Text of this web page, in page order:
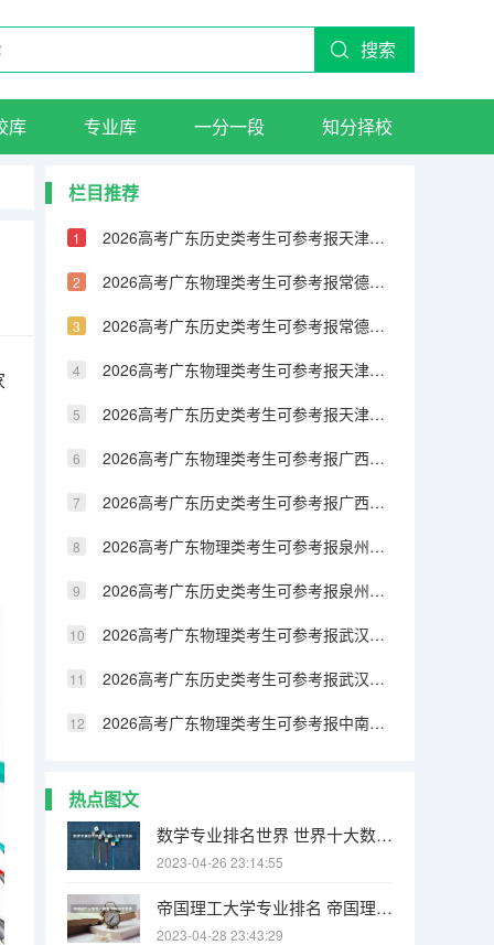
搜索
库 专业库 一分一段 知分择校
栏目推荐
2026高考广东历史类考生可参考报天津城市建设管理职业技术学院的专业汇总
2026高考广东物理类考生可参考报常德职业技术学院的专业汇总
2026高考广东历史类考生可参考报常德职业技术学院的专业汇总
2026高考广东物理类考生可参考报天津铁道职业技术学院的专业汇总
2026高考广东历史类考生可参考报天津铁道职业技术学院的专业汇总
2026高考广东物理类考生可参考报广西民族大学相思湖学院的专业汇总
2026高考广东历史类考生可参考报广西民族大学相思湖学院的专业汇总
2026高考广东物理类考生可参考报泉州纺织服装职业学院的专业汇总
2026高考广东历史类考生可参考报泉州纺织服装职业学院的专业汇总
2026高考广东物理类考生可参考报武汉生物工程学院的专业汇总
2026高考广东历史类考生可参考报武汉生物工程学院的专业汇总
2026高考广东物理类考生可参考报中南林业科技大学涉外学院的专业汇总
热点图文
数学专业排名世界 世界十大数学强国
2023-04-26 23:14:55
帝国理工大学专业排名 帝国理工学院本科申请条件有哪些
2023-04-28 23:43:29